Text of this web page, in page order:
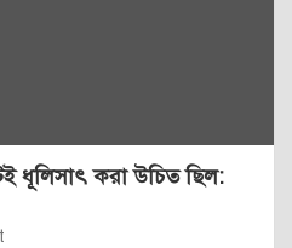
ধূলিসাৎ করা উচিত ছিল: